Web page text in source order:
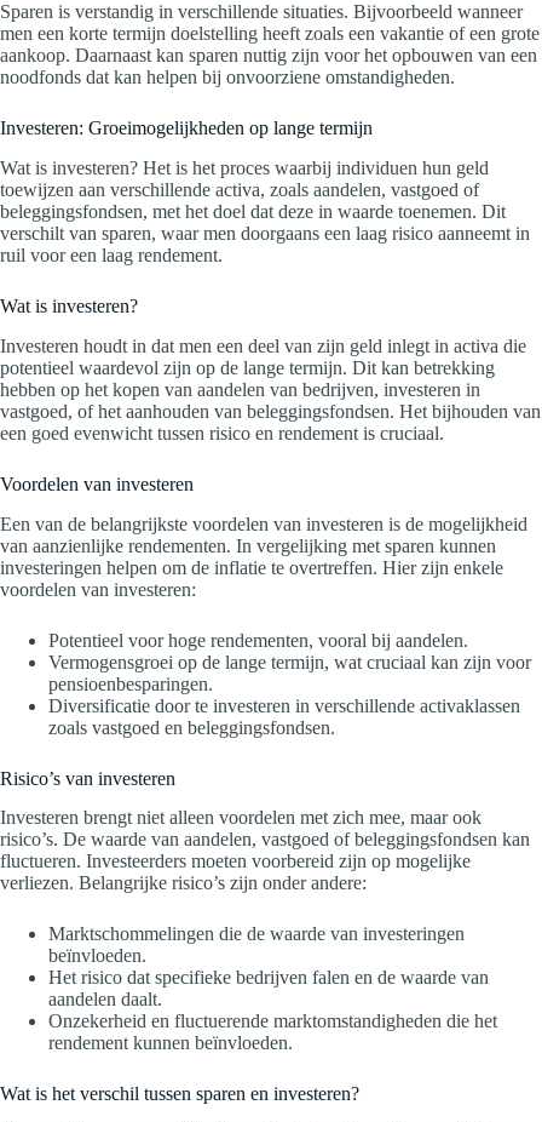
Sparen is verstandig in verschillende situaties. Bijvoorbeeld wanneer
men een korte termijn doelstelling heeft zoals een vakantie of een grote
aankoop. Daarnaast kan sparen nuttig zijn voor het opbouwen van een
noodfonds dat kan helpen bij onvoorziene omstandigheden.
Investeren: Groeimogelijkheden op lange termijn
Wat is investeren? Het is het proces waarbij individuen hun geld
toewijzen aan verschillende activa, zoals aandelen, vastgoed of
beleggingsfondsen, met het doel dat deze in waarde toenemen. Dit
verschilt van sparen, waar men doorgaans een laag risico aanneemt in
ruil voor een laag rendement.
Wat is investeren?
Investeren houdt in dat men een deel van zijn geld inlegt in activa die
potentieel waardevol zijn op de lange termijn. Dit kan betrekking
hebben op het kopen van aandelen van bedrijven, investeren in
vastgoed, of het aanhouden van beleggingsfondsen. Het bijhouden van
een goed evenwicht tussen risico en rendement is cruciaal.
Voordelen van investeren
Een van de belangrijkste voordelen van investeren is de mogelijkheid
van aanzienlijke rendementen. In vergelijking met sparen kunnen
investeringen helpen om de inflatie te overtreffen. Hier zijn enkele
voordelen van investeren:
Potentieel voor hoge rendementen, vooral bij aandelen.
Vermogensgroei op de lange termijn, wat cruciaal kan zijn voor
pensioenbesparingen.
Diversificatie door te investeren in verschillende activaklassen
zoals vastgoed en beleggingsfondsen.
Risico’s van investeren
Investeren brengt niet alleen voordelen met zich mee, maar ook
risico’s. De waarde van aandelen, vastgoed of beleggingsfondsen kan
fluctueren. Investeerders moeten voorbereid zijn op mogelijke
verliezen. Belangrijke risico’s zijn onder andere:
Marktschommelingen die de waarde van investeringen
beïnvloeden.
Het risico dat specifieke bedrijven falen en de waarde van
aandelen daalt.
Onzekerheid en fluctuerende marktomstandigheden die het
rendement kunnen beïnvloeden.
Wat is het verschil tussen sparen en investeren?